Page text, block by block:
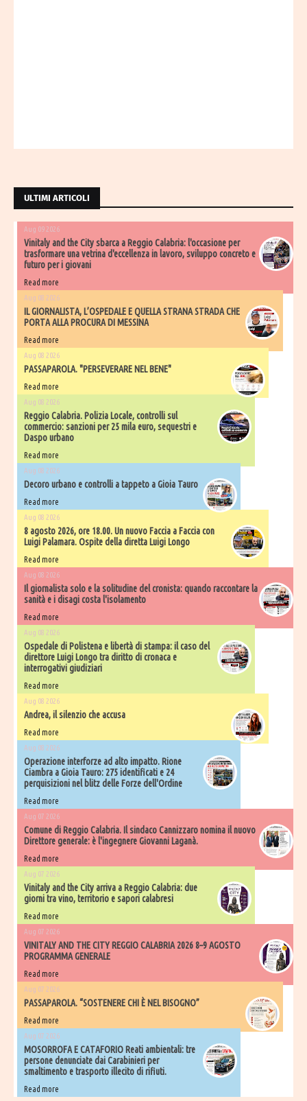
ULTIMI ARTICOLI
Aug 09 2026
Vinitaly and the City sbarca a Reggio Calabria: l'occasione per
trasformare una vetrina d'eccellenza in lavoro, sviluppo concreto e
futuro per i giovani
Read more
Aug 08 2026
IL GIORNALISTA, L’OSPEDALE E QUELLA STRANA STRADA CHE
PORTA ALLA PROCURA DI MESSINA
Read more
Aug 08 2026
PASSAPAROLA. "PERSEVERARE NEL BENE"
Read more
Aug 08 2026
Reggio Calabria. Polizia Locale, controlli sul
commercio: sanzioni per 25 mila euro, sequestri e
Daspo urbano
Read more
Aug 08 2026
Decoro urbano e controlli a tappeto a Gioia Tauro
Read more
Aug 08 2026
8 agosto 2026, ore 18.00. Un nuovo Faccia a Faccia con
Luigi Palamara. Ospite della diretta Luigi Longo
Read more
Aug 08 2026
Il giornalista solo e la solitudine del cronista: quando raccontare la
sanità e i disagi costa l'isolamento
Read more
Aug 08 2026
Ospedale di Polistena e libertà di stampa: il caso del
direttore Luigi Longo tra diritto di cronaca e
interrogativi giudiziari
Read more
Aug 08 2026
Andrea, il silenzio che accusa
Read more
Aug 08 2026
Operazione interforze ad alto impatto. Rione
Ciambra a Gioia Tauro: 275 identificati e 24
perquisizioni nel blitz delle Forze dell'Ordine
Read more
Aug 07 2026
Comune di Reggio Calabria. Il sindaco Cannizzaro nomina il nuovo
Direttore generale: è l'ingegnere Giovanni Laganà.
Read more
Aug 07 2026
Vinitaly and the City arriva a Reggio Calabria: due
giorni tra vino, territorio e sapori calabresi
Read more
Aug 07 2026
VINITALY AND THE CITY REGGIO CALABRIA 2026 8–9 AGOSTO
PROGRAMMA GENERALE
Read more
Aug 07 2026
PASSAPAROLA. “SOSTENERE CHI È NEL BISOGNO”
Read more
Aug 07 2026
MOSORROFA E CATAFORIO Reati ambientali: tre
persone denunciate dai Carabinieri per
smaltimento e trasporto illecito di rifiuti.
Read more